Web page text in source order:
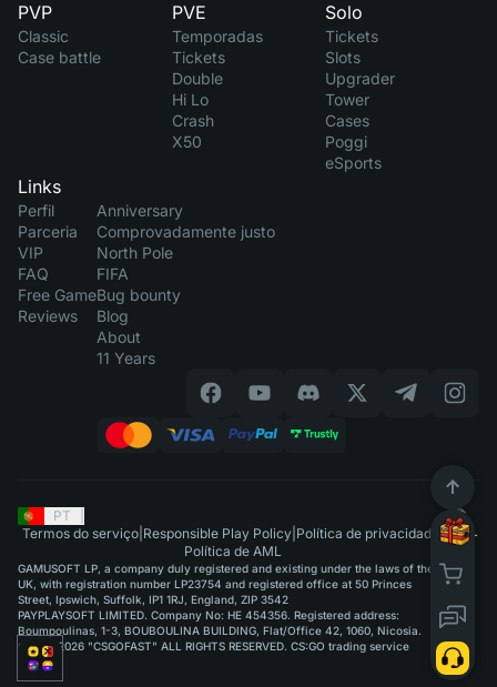
PVP
Classic
Case battle
PVE
Temporadas
Tickets
Double
Hi Lo
Crash
X50
Solo
Tickets
Slots
Upgrader
Tower
Cases
Poggi
eSports
Links
Perfil
Parceria
VIP
FAQ
Free Game
Reviews
Anniversary
Comprovadamente justo
North Pole
FIFA
Bug bounty
Blog
About
11 Years
PT
Termos do serviço Responsible Play Policy Política de privacidade |
Política de AML
GAMUSOFT LP, a company duly registered and existing under the laws of the
UK, with registration number LP23754 and registered office at 50 Princes
Street, Ipswich, Suffolk, IP1 1RJ, England, ZIP 3542
PAYPLAYSOFT LIMITED. Company No: HE 454356. Registered address:
Boumpoulinas, 1-3, BOUBOULINA BUILDING, Flat/Office 42, 1060, Nicosia.
©2015-2026 "CSGOFAST" ALL RIGHTS RESERVED. CS:GO trading service